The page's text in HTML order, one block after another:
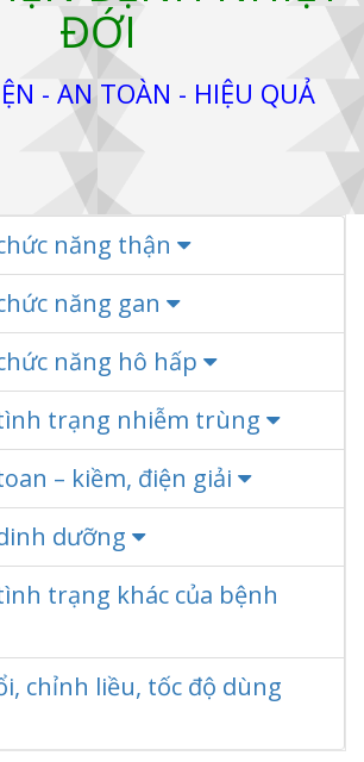
ĐỚI
- AN TOÀN - HIỆU QUẢ
năng thận
năng gan
năng hô hấp
trạng nhiễm trùng
– kiềm, điện giải
dưỡng
trạng khác của bệnh
chỉnh liều, tốc độ dùng